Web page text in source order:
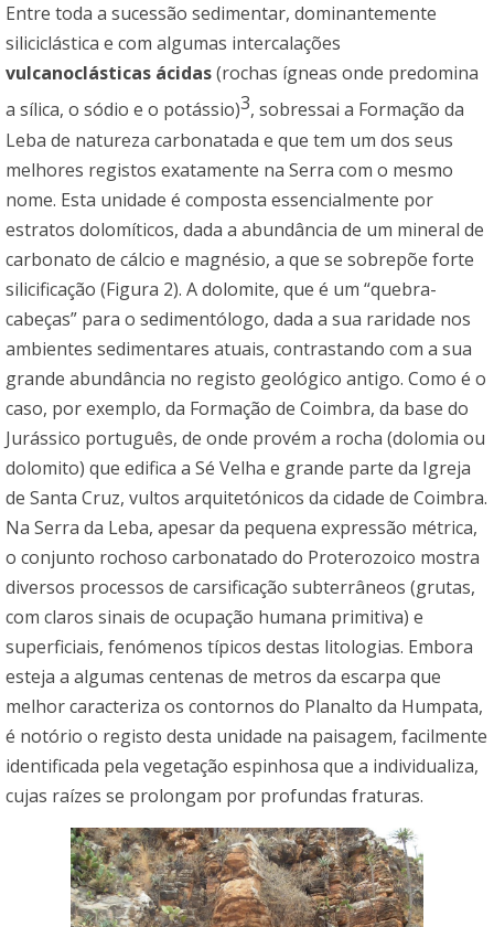
Entre toda a sucessão sedimentar, dominantemente
siliciclástica e com algumas intercalações
vulcanoclásticas ácidas(rochas ígneas onde predomina
a sílica, o sódio e o potássio)3, sobressai a Formação da
Leba de natureza carbonatada e que tem um dos seus
melhores registos exatamente na Serra com o mesmo
nome. Esta unidade é composta essencialmente por
estratos dolomíticos, dada a abundância de um mineral de
carbonato de cálcio e magnésio, a que se sobrepõe forte
silicificação (Figura 2). A dolomite, que é um “quebra-
cabeças” para o sedimentólogo, dada a sua raridade nos
ambientes sedimentares atuais, contrastando com a sua
grande abundância no registo geológico antigo. Como é o
caso, por exemplo, da Formação de Coimbra, da base do
Jurássico português, de onde provém a rocha (dolomia ou
dolomito) que edifica a Sé Velha e grande parte da Igreja
de Santa Cruz, vultos arquitetónicos da cidade de Coimbra.
Na Serra da Leba, apesar da pequena expressão métrica,
o conjunto rochoso carbonatado do Proterozoico mostra
diversos processos de carsificação subterrâneos (grutas,
com claros sinais de ocupação humana primitiva) e
superficiais, fenómenos típicos destas litologias. Embora
esteja a algumas centenas de metros da escarpa que
melhor caracteriza os contornos do Planalto da Humpata,
é notório o registo desta unidade na paisagem, facilmente
identificada pela vegetação espinhosa que a individualiza,
cujas raízes se prolongam por profundas fraturas.